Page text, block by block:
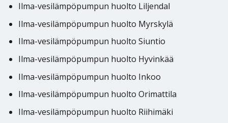
Ilma-vesilämpöpumpun huolto Liljendal
Ilma-vesilämpöpumpun huolto Myrskylä
Ilma-vesilämpöpumpun huolto Siuntio
Ilma-vesilämpöpumpun huolto Hyvinkää
Ilma-vesilämpöpumpun huolto Inkoo
Ilma-vesilämpöpumpun huolto Orimattila
Ilma-vesilämpöpumpun huolto Riihimäki